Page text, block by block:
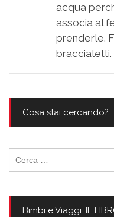
acqua
associa al
prenderle.
braccialetti.
Cosa stai cercando?
per:
Bimbi e Viaggi: IL